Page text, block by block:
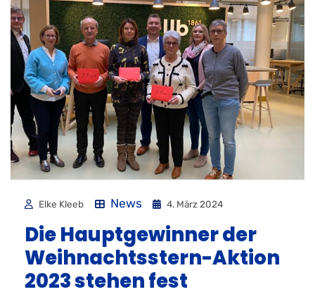
Elke Kleeb News 4. März 2024
Die Hauptgewinner der
Weihnachtsstern-Aktion
2023 stehen fest